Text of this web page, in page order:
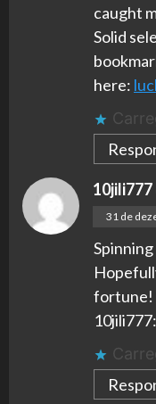
caught
Solid
here:
10jili777
31 de
fortune!
10jili777: